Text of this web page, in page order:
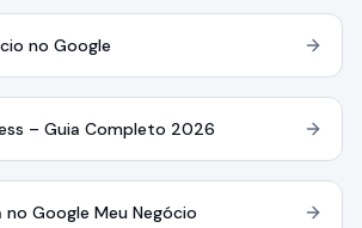
no Google
– Guia Completo 2026
Google Meu Negócio